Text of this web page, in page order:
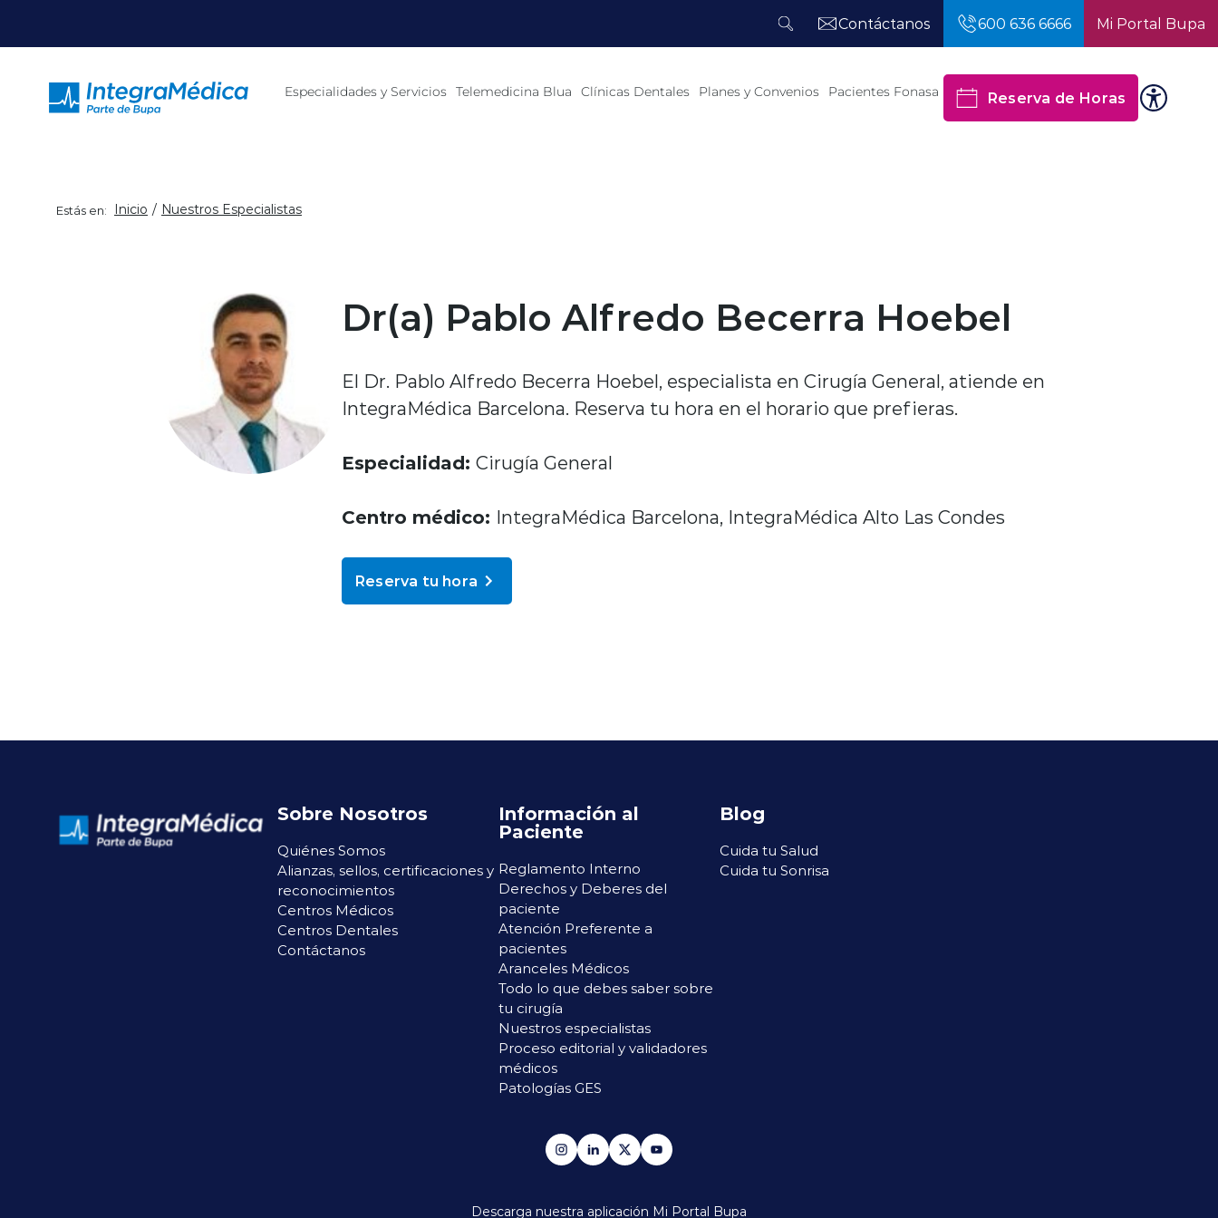
Contáctanos
600 636 6666 Mi Portal Bupa
Especialidades y Servicios Telemedicina Blua Clínicas Dentales Planes y Convenios Pacientes Fonasa Reserva de Horas
Estás en: Inicio Nuestros Especialistas
Dr(a) Pablo Alfredo Becerra Hoebel
El Dr. Pablo Alfredo Becerra Hoebel, especialista en Cirugía General, atiende en
IntegraMédica Barcelona. Reserva tu hora en el horario que prefieras.
Especialidad: Cirugía General
Centro médico: IntegraMédica Barcelona, IntegraMédica Alto Las Condes
Reserva tu hora
Sobre Nosotros
Quiénes Somos
Alianzas, sellos, certificaciones y
reconocimientos
Centros Médicos
Centros Dentales
Contáctanos
Información al
Paciente
Reglamento Interno
Derechos y Deberes del
paciente
Atención Preferente a
pacientes
Aranceles Médicos
Todo lo que debes saber sobre
tu cirugía
Nuestros especialistas
Proceso editorial y validadores
médicos
Patologías GES
Blog
Cuida tu Salud
Cuida tu Sonrisa
Descarga nuestra aplicación Mi Portal Bupa